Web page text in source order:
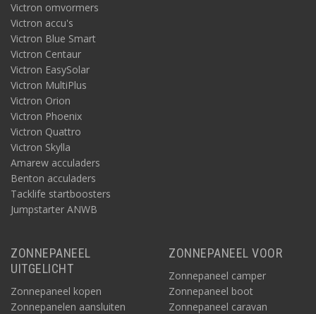
Victron omvormers
Victron accu's
Victron Blue Smart
Victron Centaur
Victron EasySolar
Victron MultiPlus
Victron Orion
Victron Phoenix
Victron Quattro
Victron Skylla
Amarew acculaders
Benton acculaders
Tacklife startboosters
Jumpstarter ANWB
ZONNEPANEEL
UITGELICHT
Zonnepaneel kopen
Zonnepanelen aansluiten
ZONNEPANEEL VOOR
Zonnepaneel camper
Zonnepaneel boot
Zonnepaneel caravan